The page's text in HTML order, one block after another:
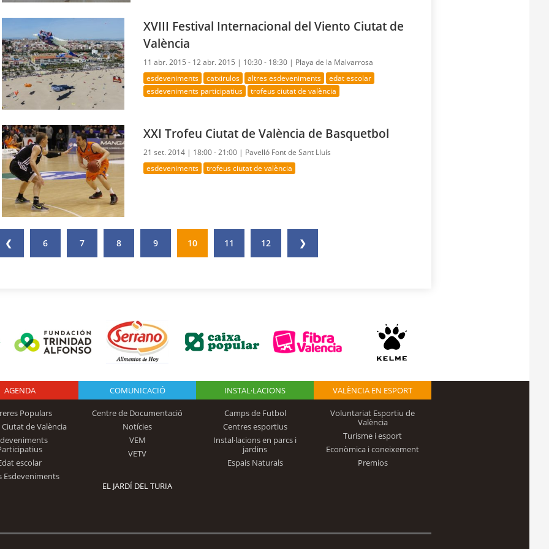
XVIII Festival Internacional del Viento Ciutat de
València
11 abr. 2015 - 12 abr. 2015 | 10:30 - 18:30 | Playa de la Malvarrosa
esdeveniments catxirulos altres esdeveniments
edat escolar
esdeveniments participatius
trofeus ciutat de valència
XXI Trofeu Ciutat de València de Basquetbol
21 set. 2014 | 18:00 - 21:00 | Pavelló Font de Sant Lluís
esdeveniments trofeus ciutat de valència
❮ 6 7 8 9 10 11 12 ❯
Logo Fundación
Trinidad Alfonso
AGENDA
Populars
de València
escolar
Esdeveniments
COMUNICACIÓ
Centre de Documentació
Notícies
VEM
VETV
INSTAL·LACIONS
Camps de Futbol
Centres esportius
Instal·lacions en parcs i
jardins
Espais Naturals
VALÈNCIA EN ESPORT
Voluntariat Esportiu de
València
Turisme i esport
Econòmica i coneixement
Premios
EL JARDÍ DEL TURIA